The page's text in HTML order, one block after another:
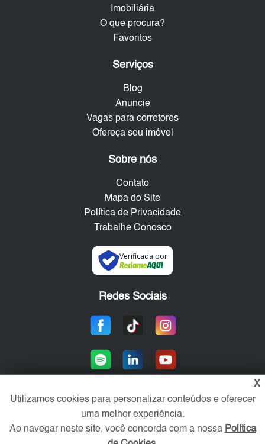
Imobiliária
O que procura?
Favoritos
Serviços
Blog
Anuncie
Vagas para corretores
Ofereça seu imóvel
Sobre nós
Contato
Mapa do Site
Política de Privacidade
Trabalhe Conosco
Verificada por
Redes Sociais
Área exclusiva aos anunciantes,
acesse sua conta:
X
Utilizamos cookies para personalizar conteúdos e oferecer
uma melhor experiência.
Ao navegar neste site, você concorda com a nossa Política